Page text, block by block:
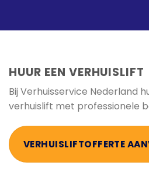
HUUR EEN VERHUISLIFT
Bij Verhuisservice Nederland
verhuislift met professionele
VERHUISLIFTOFFERTE